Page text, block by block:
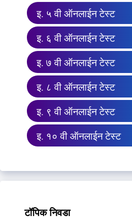
इ. ५ वी ऑनलाईन टेस्ट
इ. ६ वी ऑनलाईन टेस्ट
इ. ७ वी ऑनलाईन टेस्ट
इ. ८ वी ऑनलाईन टेस्ट
इ. ९ वी ऑनलाईन टेस्ट
इ. १० वी ऑनलाईन टेस्ट
टॉपिक निवडा